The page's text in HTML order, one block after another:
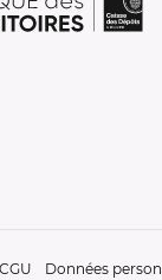
CGU Données